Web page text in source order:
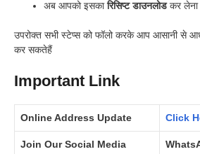
अब आपको इसकारिसिप्ट डाउनलोडकर लेना
उपरोक्त सभी स्टेप्स को फॉलो करके आप आसानी से
कर सकतेहैं
Important Link
Online Address Update Click
Join Our Social Media